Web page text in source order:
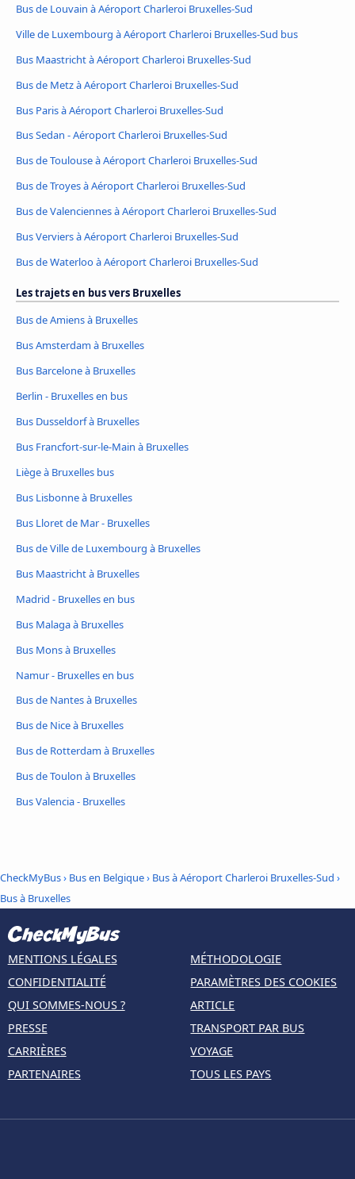
Bus de Louvain à Aéroport Charleroi Bruxelles-Sud
Ville de Luxembourg à Aéroport Charleroi Bruxelles-Sud bus
Bus Maastricht à Aéroport Charleroi Bruxelles-Sud
Bus de Metz à Aéroport Charleroi Bruxelles-Sud
Bus Paris à Aéroport Charleroi Bruxelles-Sud
Bus Sedan - Aéroport Charleroi Bruxelles-Sud
Bus de Toulouse à Aéroport Charleroi Bruxelles-Sud
Bus de Troyes à Aéroport Charleroi Bruxelles-Sud
Bus de Valenciennes à Aéroport Charleroi Bruxelles-Sud
Bus Verviers à Aéroport Charleroi Bruxelles-Sud
Bus de Waterloo à Aéroport Charleroi Bruxelles-Sud
Les trajets en bus vers Bruxelles
Bus de Amiens à Bruxelles
Bus Amsterdam à Bruxelles
Bus Barcelone à Bruxelles
Berlin - Bruxelles en bus
Bus Dusseldorf à Bruxelles
Bus Francfort-sur-le-Main à Bruxelles
Liège à Bruxelles bus
Bus Lisbonne à Bruxelles
Bus Lloret de Mar - Bruxelles
Bus de Ville de Luxembourg à Bruxelles
Bus Maastricht à Bruxelles
Madrid - Bruxelles en bus
Bus Malaga à Bruxelles
Bus Mons à Bruxelles
Namur - Bruxelles en bus
Bus de Nantes à Bruxelles
Bus de Nice à Bruxelles
Bus de Rotterdam à Bruxelles
Bus de Toulon à Bruxelles
Bus Valencia - Bruxelles
CheckMyBus› Bus en Belgique› Bus à Aéroport Charleroi Bruxelles-Sud ›
Bus à Bruxelles
MENTIONS LÉGALES
CONFIDENTIALITÉ
QUI SOMMES-NOUS ?
PRESSE
CARRIÈRES
PARTENAIRES
MÉTHODOLOGIE
PARAMÈTRES DES COOKIES
ARTICLE
TRANSPORT PAR BUS
VOYAGE
TOUS LES PAYS